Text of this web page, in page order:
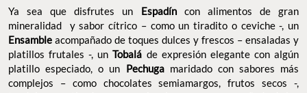
Ya sea que disfrutes un Espadín con alimentos de gran
mineralidad y sabor cítrico – como un tiradito o ceviche -, un
Ensamble acompañado de toques dulces y frescos – ensaladas y
platillos frutales -, unTobalá de expresión elegante con algún
platillo especiado, o un Pechuga maridado con sabores más
complejos – como chocolates semiamargos, frutos secos -,